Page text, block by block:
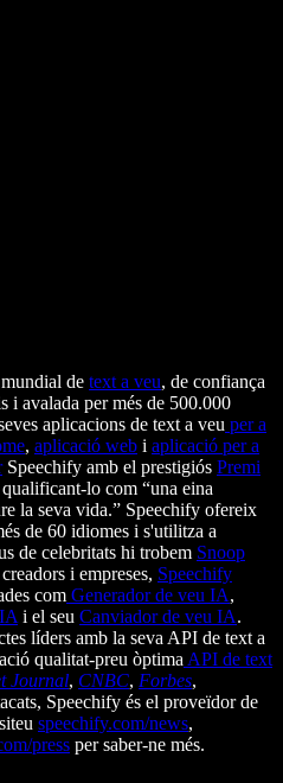
de text a veu, de confiança
i avalada per més de 500.000
aplicacions de text a veu per a
, aplicació web i aplicació per a
Speechify amb el prestigiós Premi
qualificant-lo com “una eina
la seva vida.” Speechify ofereix
de 60 idiomes i s'utilitza a
de celebritats hi trobem Snoop
i empreses, Speechify
com Generador de veu IA,
i el seu Canviador de veu IA.
líders amb la seva API de text a
qualitat-preu òptima API de text
Journal, CNBC, Forbes,
Speechify és el proveïdor de
speechify.com/news,
press per saber-ne més.